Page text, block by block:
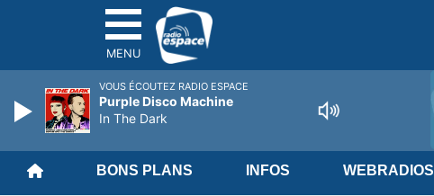
MENU
BONS PLANS INFOS WEBRADIOS
VOUS ÉCOUTEZ RADIO ESPACE
Purple Disco Machine
In The Dark